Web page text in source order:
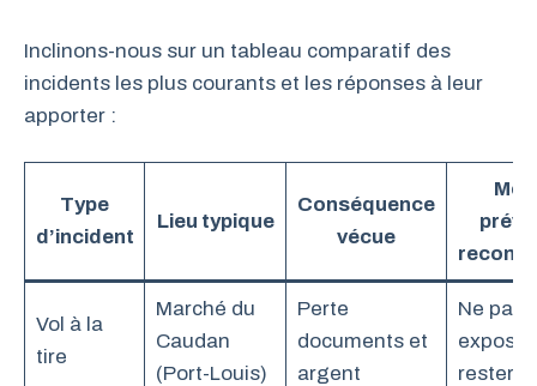
Inclinons-nous sur un tableau comparatif des
incidents les plus courants et les réponses à leur
apporter :
Type
d’incident
Lieu typique
Conséquence
vécue
Vol à la
tire
Marché du
Caudan
(Port-Louis)
Perte
documents et
argent
Ne pas
rester